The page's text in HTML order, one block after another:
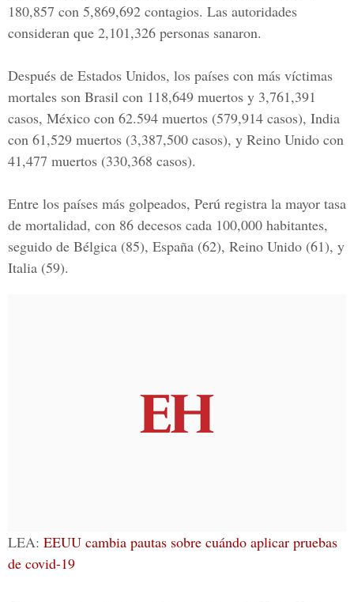
180,857 con 5,869,692 contagios. Las autoridades
consideran que 2,101,326 personas sanaron.
Después de Estados Unidos, los países con más víctimas
mortales son Brasil con 118,649 muertos y 3,761,391
casos, México con 62.594 muertos (579,914 casos), India
con 61,529 muertos (3,387,500 casos), y Reino Unido con
41,477 muertos (330,368 casos).
Entre los países más golpeados, Perú registra la mayor tasa
de mortalidad, con 86 decesos cada 100,000 habitantes,
seguido de Bélgica (85), España (62), Reino Unido (61), y
Italia (59).
LEA: EEUU cambia pautas sobre cuándo aplicar pruebas
de covid-19